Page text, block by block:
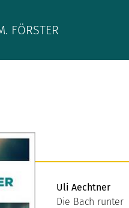
FÖRSTER
Uli Aechtner
Die Bach runter